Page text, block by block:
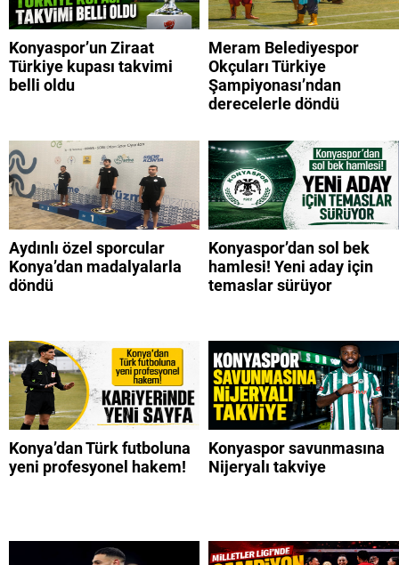
Konyaspor’un Ziraat
Türkiye kupası takvimi
belli oldu
Meram Belediyespor
Okçuları Türkiye
Şampiyonası’ndan
derecelerle döndü
Aydınlı özel sporcular
Konya’dan madalyalarla
döndü
Konyaspor’dan sol bek
hamlesi! Yeni aday için
temaslar sürüyor
Konya’dan Türk futboluna
yeni profesyonel hakem!
Konyaspor savunmasına
Nijeryalı takviye